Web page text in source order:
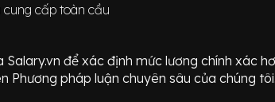
cấp toàn cầu
Salary.vn để xác định mức lương chính xác
Phương pháp luận chuyên sâu của chúng